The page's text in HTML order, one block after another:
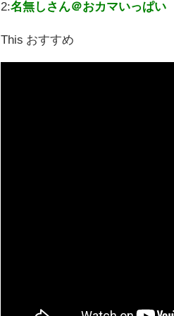
2:名無しさん＠おカマいっぱい
This おすすめ